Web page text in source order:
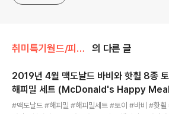
취미특기월드/피규어장난감 의 다른 글
2019년 4월 맥도날드 바비와 핫휠 8종 토
해피밀 세트 (McDonald's Happy
oy Corea) 강월드 피규어
#맥도날드 #해피밀 #해피밀세트 #토이 #바비 #홧휠